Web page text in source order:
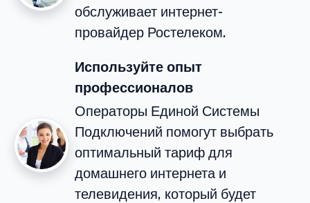
обслуживает интернет-
провайдер Ростелеком.
Используйте опыт
профессионалов
Операторы Единой Системы
Подключений помогут выбрать
оптимальный тариф для
домашнего интернета и
телевидения, который будет